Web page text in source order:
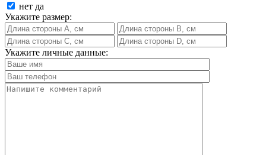
нет да
Укажите размер:
Укажите личные данные: